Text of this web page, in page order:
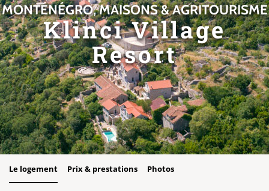
MONTÉNÉGRO, MAISONS & AGRITOURISME
Klinci Village
Resort
Le logement Prix & prestations Photos